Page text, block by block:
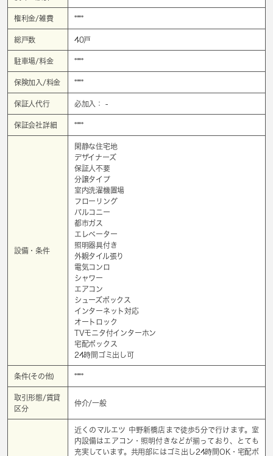
権利金/雑費 ****
総戸数 40戸
駐車場/料金 ****
保険加入/料金 ****
保証人代行 必加入： -
保証会社詳細 ****
設備・条件
閑静な住宅地
デザイナーズ
保証人不要
分譲タイプ
室内洗濯機置場
フローリング
バルコニー
都市ガス
エレベーター
照明器具付き
外観タイル張り
電気コンロ
シャワー
エアコン
シューズボックス
インターネット対応
オートロック
TVモニタ付インターホン
宅配ボックス
24時間ゴミ出し可
条件(その他) ****
取引形態/賃貸
区分
仲介/一般
近くのマルエツ 中野新橋店まで徒歩5分で行けます。室
内設備はエアコン・照明付きなどが揃っており、とても
充実しています。共用部にはゴミ出し24時間OK・宅配ボ